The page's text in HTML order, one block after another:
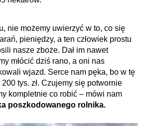
nie możemy uwierzyć w to, co się
pieniędzy, a ten człowiek prostu
nasze zboże. Dał im nawet
młócić dziś rano, a oni nas
wjazd. Serce nam pęka, bo w tę
tys. zł. Czujemy się potwornie
kompletnie co robić – mówi nam
poszkodowanego rolnika.